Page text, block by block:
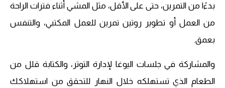
بدءًا من التمرين، حتى على الأقل، مثل المشي أثناء فترات الراحة
من العمل أو تطوير روتين تمرين للعمل المكتبي، والتنفس
بعمق.
والمشاركة في جلسات اليوغا لإدارة التوتر، والكتابة قلل من
الطعام الذي تستهلكه خلال النهار للتحقق من استهلاكك